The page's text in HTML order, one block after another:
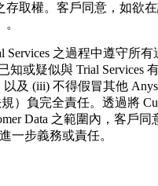
取權。客戶同意，如欲
之過程中遵守所
疑似與 Trial Services
及 (iii) 不得假冒其他
負完全責任。透過將
Data 之範圍內，客
一步義務或責任。